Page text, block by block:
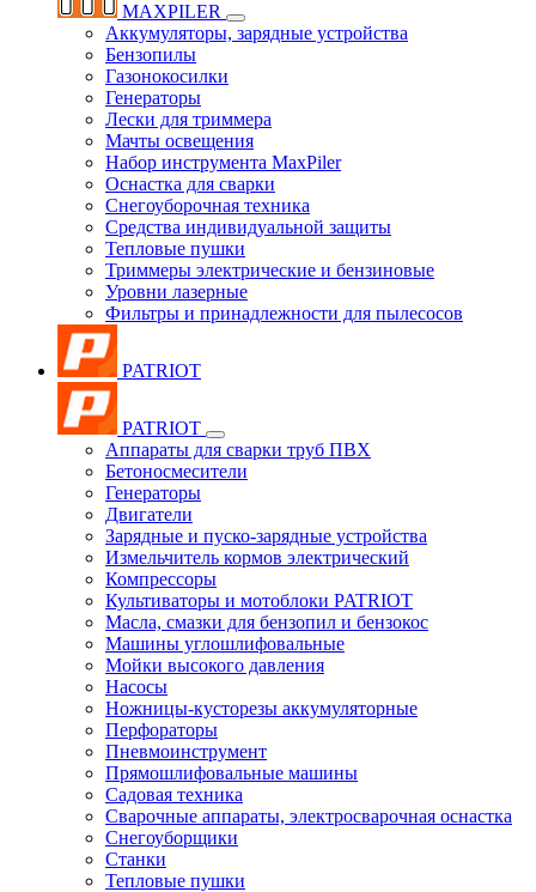
MAXPILER
Аккумуляторы, зарядные устройства
Бензопилы
Газонокосилки
Генераторы
Лески для триммера
Мачты освещения
Набор инструмента MaxPiler
Оснастка для сварки
Снегоуборочная техника
Средства индивидуальной защиты
Тепловые пушки
Триммеры электрические и бензиновые
Уровни лазерные
Фильтры и принадлежности для пылесосов
PATRIOT
PATRIOT
Аппараты для сварки труб ПВХ
Бетоносмесители
Генераторы
Двигатели
Зарядные и пуско-зарядные устройства
Измельчитель кормов электрический
Компрессоры
Культиваторы и мотоблоки PATRIOT
Масла, смазки для бензопил и бензокос
Машины углошлифовальные
Мойки высокого давления
Насосы
Ножницы-кусторезы аккумуляторные
Перфораторы
Пневмоинструмент
Прямошлифовальные машины
Садовая техника
Сварочные аппараты, электросварочная оснастка
Снегоуборщики
Станки
Тепловые пушки